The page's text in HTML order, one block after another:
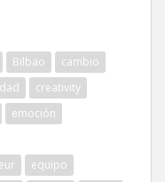
Bilbao
cambio
creativity
emoción
equipo